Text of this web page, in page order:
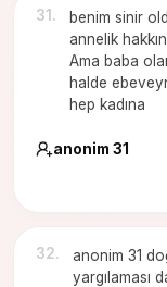
31 .
benim sinir
annelik
Ama baba
halde
hep kadına
anonim 31
32.
anonim 31
yargılaması